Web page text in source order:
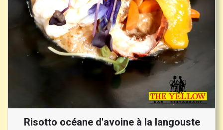
Risotto océane d'avoine à la langouste